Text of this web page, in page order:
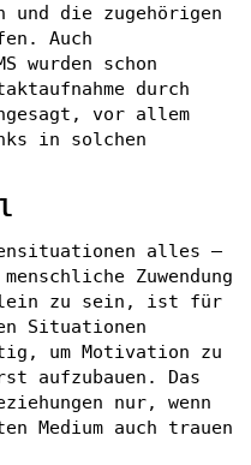
und die zugehörigen
Auch
wurden schon
durch
vor allem
in solchen
alles –
Zuwendung
zu sein, ist für
Situationen
um Motivation zu
aufzubauen. Das
nur, wenn
Medium auch trauen